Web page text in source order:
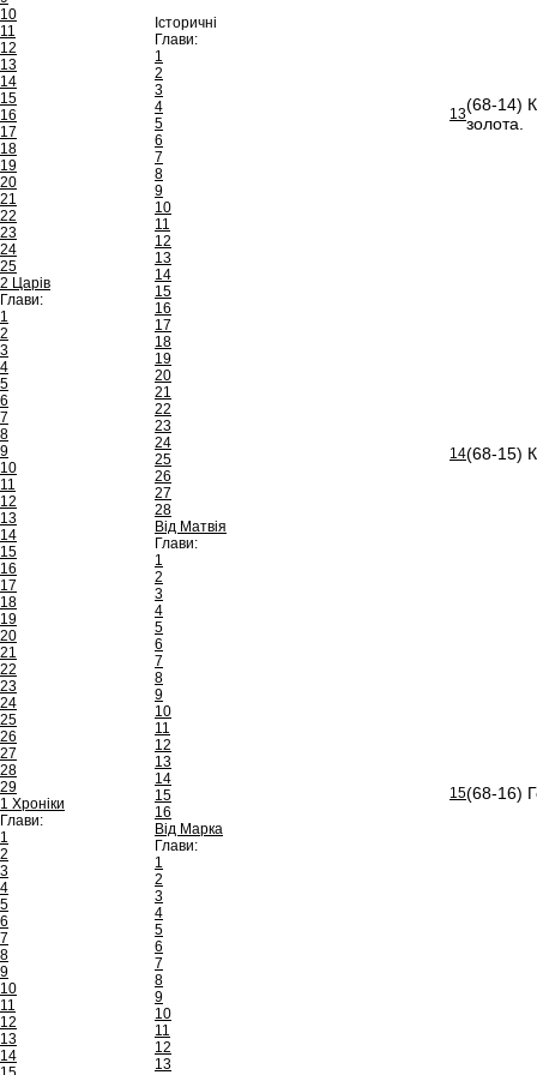
10
11
12
13
14
15
16
17
18
19
20
21
22
23
24
25
2 Царів
Глави:
1
2
3
4
5
6
7
8
9
10
11
12
13
14
15
16
17
18
19
20
21
22
23
24
25
26
27
28
29
1 Хроніки
Глави:
1
2
3
4
5
6
7
8
9
10
11
12
13
14
Історичні
Глави:
1
2
3
4
5
6
7
8
9
10
11
12
13
14
15
16
17
18
19
20
21
22
23
24
25
26
27
28
Від Матвія
Глави:
1
2
3
4
5
6
7
8
9
10
11
12
13
14
15
16
Від Марка
Глави:
1
2
3
4
5
6
7
8
9
10
11
12
13
13(68-14)
золота.
14(68-15)
15(68-16)